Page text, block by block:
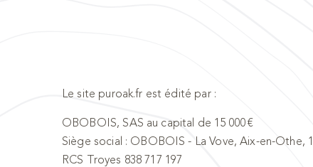
Le site puroak.fr est édité par :
OBOBOIS, SAS au capital de 15 000 €
Siège social : OBOBOIS - La Vove, Aix-en-Othe,
RCS Troyes 838 717 197